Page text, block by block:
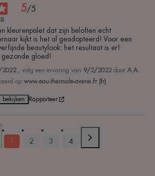
5/5
kleurenpalet dat zijn beloften echt
kijkt is het al geadopteerd! Voor een
beautylook: het resultaat is er!
gloed!
, volg een ervaring van 9/2/2022 door A.A.
op www.eau-thermale-avene.fr (fr)
bekijken Rapporteer
1 2 3 4